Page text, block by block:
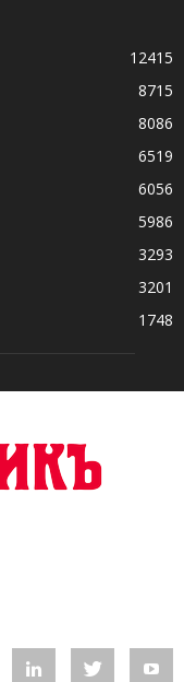
12415
8715
8086
6519
6056
5986
3293
3201
1748